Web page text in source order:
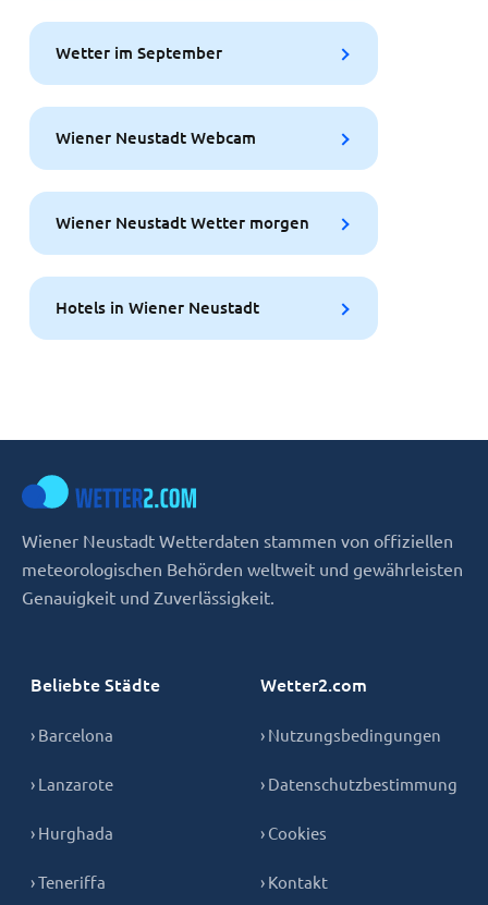
Wetter im September
Wiener Neustadt Webcam
Wiener Neustadt Wetter morgen
Hotels in Wiener Neustadt
Wiener Neustadt Wetterdaten stammen von offiziellen
meteorologischen Behörden weltweit und gewährleisten
Genauigkeit und Zuverlässigkeit.
Beliebte Städte
› Barcelona
› Lanzarote
› Hurghada
› Teneriffa
Wetter2.com
› Nutzungsbedingungen
› Datenschutzbestimmung
› Cookies
› Kontakt